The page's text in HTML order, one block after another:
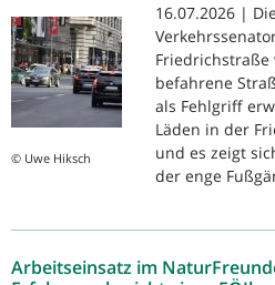
© Uwe Hiksch
16.07.2026 |
befahrene
als Fehlgriff
Läden in der
und es zeigt
der enge
Arbeitseinsatz im